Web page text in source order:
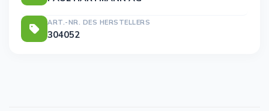
ART.-NR. DES HERSTELLERS
304052